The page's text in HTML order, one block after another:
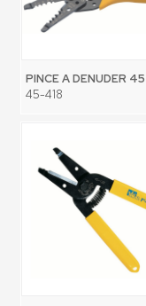
PINCE A DENUDER
45-418